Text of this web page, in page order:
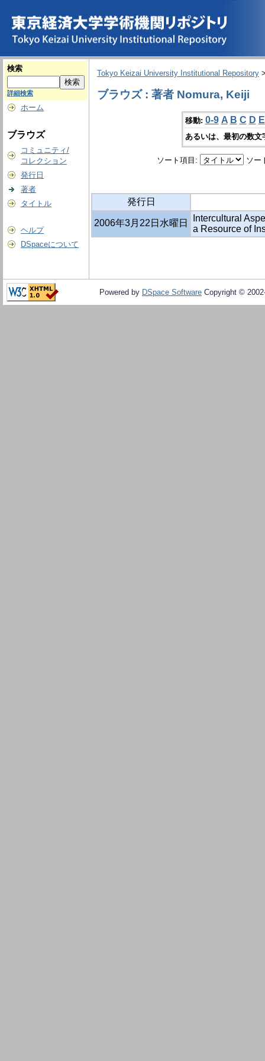
検索
詳細検索
ホーム
ブラウズ
コミュニティ/
コレクション
発行日
著者
タイトル
ヘルプ
DSpaceについて
Tokyo Keizai University Institutional Repository
ブラウズ : 著者 Nomura, Keiji
移動: 0-9 A B C D E
あるいは、最初の数
ソート項目: ソー
発行日
2006年3月22日水曜日
Intercultural
a Resource of
Powered by DSpace Software Copyright ©